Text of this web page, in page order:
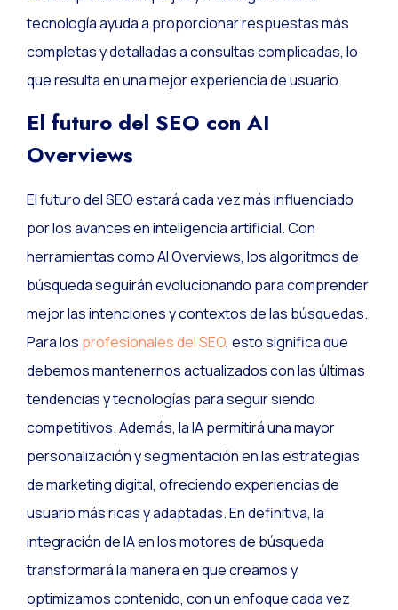
tecnología ayuda a proporcionar respuestas más
completas y detalladas a consultas complicadas, lo
que resulta en una mejor experiencia de usuario.
El futuro del SEO con AI
Overviews
El futuro del SEO estará cada vez más influenciado
por los avances en inteligencia artificial. Con
herramientas como AI Overviews, los algoritmos de
búsqueda seguirán evolucionando para comprender
mejor las intenciones y contextos de las búsquedas.
Para los profesionales del SEO, esto significa que
debemos mantenernos actualizados con las últimas
tendencias y tecnologías para seguir siendo
competitivos. Además, la IA permitirá una mayor
personalización y segmentación en las estrategias
de marketing digital, ofreciendo experiencias de
usuario más ricas y adaptadas. En definitiva, la
integración de IA en los motores de búsqueda
transformará la manera en que creamos y
optimizamos contenido, con un enfoque cada vez